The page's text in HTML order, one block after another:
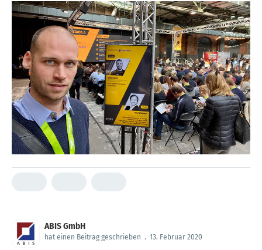
ABIS GmbH
hat einen Beitrag geschrieben . 13. Februar 2020